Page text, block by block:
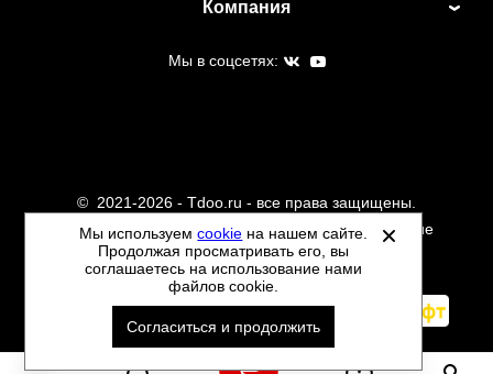
Компания
Мы в соцсетях:
© 2021-2026 - Tdoo.ru - все права защищены.
Данный сайт не является интернет магазином и не
является публичной офертой.
Политика обработки персональных данных
Автоматизировано -
Мы используемcookie на нашем сайте.
Продолжая просматривать его, вы
соглашаетесь на использование нами
файлов cookie.
Согласиться и продолжить